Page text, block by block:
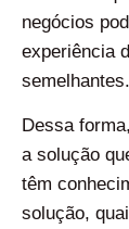
negócios
experiência
semelhantes.
Dessa
a solução
têm
solução,